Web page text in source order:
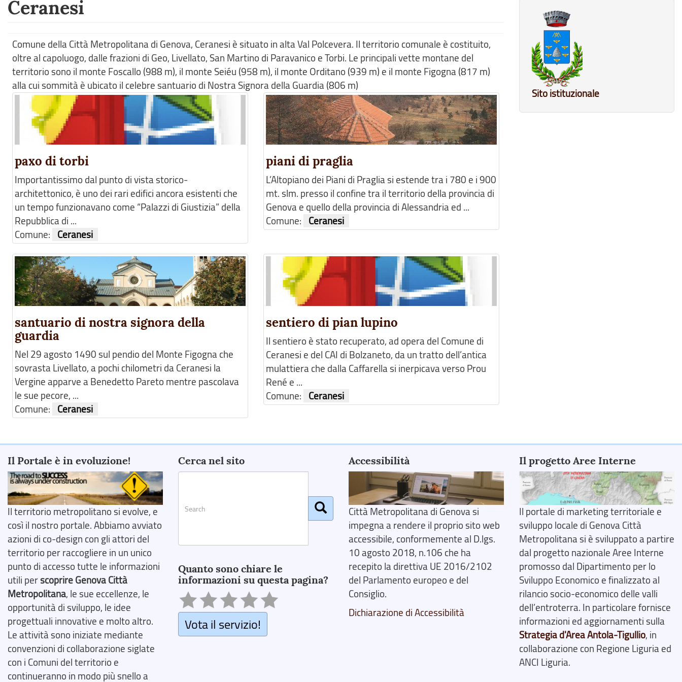
Ceranesi
Comune della Città Metropolitana di Genova, Ceranesi è situato in alta Val Polcevera. Il territorio comunale è costituito,
oltre al capoluogo, dalle frazioni di Geo, Livellato, San Martino di Paravanico e Torbi. Le principali vette montane del
territorio sono il monte Foscallo (988 m), il monte Seiéu (958 m), il monte Orditano (939 m) e il monte Figogna (817 m)
alla cui sommità è ubicato il celebre santuario di Nostra Signora della Guardia (806 m)
paxo di torbi
Importantissimo dal punto di vista storico-
architettonico, è uno dei rari edifici ancora esistenti che
un tempo funzionavano come “Palazzi di Giustizia” della
Repubblica di ...
Comune:
Ceranesi
piani di praglia
L’Altopiano dei Piani di Praglia si estende tra i 780 e i 900
mt. slm. presso il confine tra il territorio della provincia di
Genova e quello della provincia di Alessandria ed ...
Comune:
Ceranesi
santuario di nostra signora della
guardia
Nel 29 agosto 1490 sul pendio del Monte Figogna che
sovrasta Livellato, a pochi chilometri da Ceranesi la
Vergine apparve a Benedetto Pareto mentre pascolava
le sue pecore, ...
Comune:
Ceranesi
sentiero di pian lupino
Il sentiero è stato recuperato, ad opera del Comune di
Ceranesi e del CAI di Bolzaneto, da un tratto dell’antica
mulattiera che dalla Caffarella si inerpicava verso Prou
René e ...
Comune:
Ceranesi
Sito istituzionale
Il Portale è in evoluzione!
Il territorio metropolitano si evolve, e
così il nostro portale. Abbiamo avviato
azioni di co-design con gli attori del
territorio per raccogliere in un unico
punto di accesso tutte le informazioni
utili perscoprire Genova Città
Metropolitana, le sue eccellenze, le
opportunità di sviluppo, le idee
progettuali innovative e molto altro.
Le attività sono iniziate mediante
convenzioni di collaborazione siglate
con i Comuni del territorio e
continueranno in modo più snello a
Cerca nel sito
Quanto sono chiare le
informazioni su questa pagina?
Vota il servizio!
Accessibilità
Città Metropolitana di Genova si
impegna a rendere il proprio sito web
accessibile, conformemente al D.lgs.
10 agosto 2018, n.106 che ha
recepito la direttiva UE 2016/2102
del Parlamento europeo e del
Consiglio.
Dichiarazione di Accessibilità
Il progetto Aree Interne
Il portale di marketing territoriale e
sviluppo locale di Genova Città
Metropolitana si è sviluppato a partire
dal progetto nazionale Aree Interne
promosso dal Dipartimento per lo
Sviluppo Economico e finalizzato al
rilancio socio-economico delle valli
dell’entroterra. In particolare fornisce
informazioni ed aggiornamenti sulla
Strategia d'Area Antola-Tigullio, in
collaborazione con Regione Liguria ed
ANCI Liguria.